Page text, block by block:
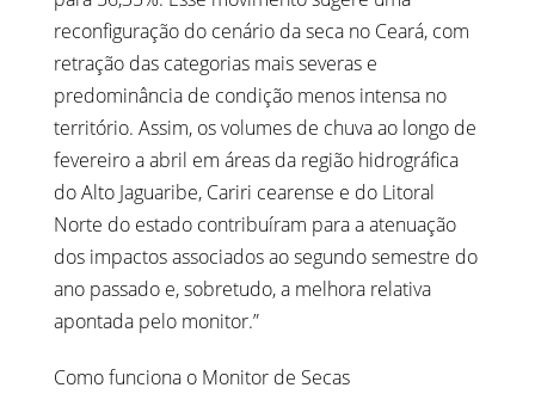
reconfiguração do cenário da seca no Ceará, com
retração das categorias mais severas e
predominância de condição menos intensa no
território. Assim, os volumes de chuva ao longo de
fevereiro a abril em áreas da região hidrográfica
do Alto Jaguaribe, Cariri cearense e do Litoral
Norte do estado contribuíram para a atenuação
dos impactos associados ao segundo semestre do
ano passado e, sobretudo, a melhora relativa
apontada pelo monitor.”
Como funciona o Monitor de Secas